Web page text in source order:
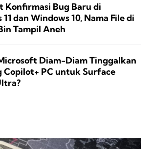
Konfirmasi Bug Baru di
dan Windows 10, Nama File di
Tampil Aneh
Diam-Diam Tinggalkan
Copilot+ PC untuk Surface